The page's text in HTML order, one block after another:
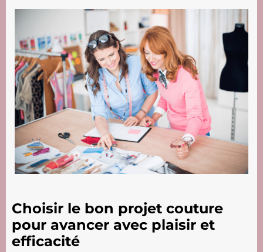
Choisir le bon projet couture
pour avancer avec plaisir et
efficacité